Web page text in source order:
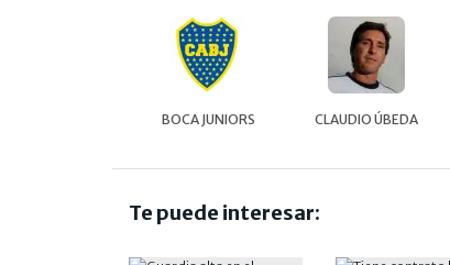
BOCA JUNIORS CLAUDIO ÚBEDA
Te puede interesar: